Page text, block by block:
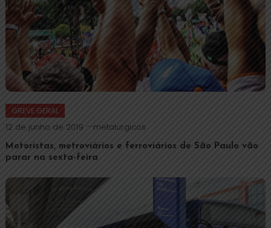
GREVE GERAL
12 de junho de 2019 metalurgicos
Motoristas, metroviários e ferroviários de São Paulo vão
parar na sexta-feira